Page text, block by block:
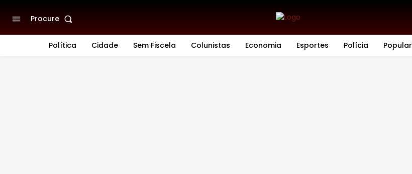
Procure
Política Cidade Sem Fiscela Colunistas Economia Esportes Polícia Popular